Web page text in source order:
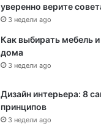
уверенно верите
3 недели ago
Как выбирать мебель
дома
3 недели ago
Дизайн интерьера: 8
принципов
3 недели ago